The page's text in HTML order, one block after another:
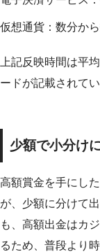
仮想通貨：数分か
上記反映時間は平
ードが記載されて
少額で小分け
高額賞金を手にし
が、少額に分けて
も、高額出金はカ
るため、普段より